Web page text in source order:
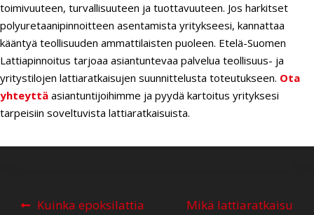
toimivuuteen, turvallisuuteen ja tuottavuuteen. Jos harkitset
polyuretaanipinnoitteen asentamista yritykseesi, kannattaa
kääntyä teollisuuden ammattilaisten puoleen. Etelä-Suomen
Lattiapinnoitus tarjoaa asiantuntevaa palvelua teollisuus- ja
yritystilojen lattiaratkaisujen suunnittelusta toteutukseen. Ota
yhteyttä asiantuntijoihimme ja pyydä kartoitus yrityksesi
tarpeisiin soveltuvista lattiaratkaisuista.
A Kuinka epoksilattia
Mikä lattiaratkaisu